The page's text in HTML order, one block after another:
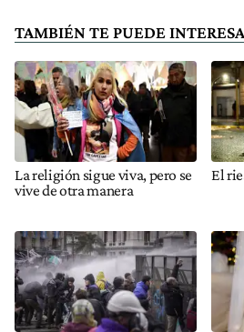
TAMBIÉN TE PUEDE
La religión sigue viva, pero se
vive de otra manera
El